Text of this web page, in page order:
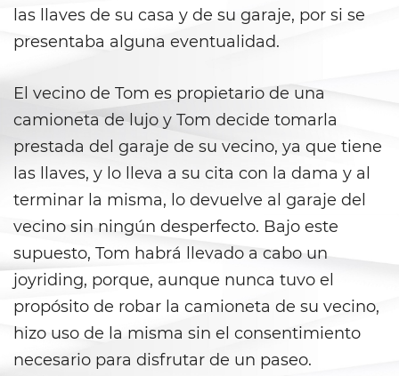
Possession Of A Controlled
Substance For Sale
Possession of Drug Paraphernalia
Possession Of Marijuana
Possession of Marijuana for Sale
Possession of Methamphetamine
Prop 36
Transportation for Sale of a
Controlled Substance
las llaves de su casa y de su garaje, por si se
presentaba alguna eventualidad.
El vecino de Tom es propietario de una
camioneta de lujo y Tom decide tomarla
prestada del garaje de su vecino, ya que tiene
las llaves, y lo lleva a su cita con la dama y al
terminar la misma, lo devuelve al garaje del
vecino sin ningún desperfecto. Bajo este
supuesto, Tom habrá llevado a cabo un
joyriding, porque, aunque nunca tuvo el
propósito de robar la camioneta de su vecino,
hizo uso de la misma sin el consentimiento
necesario para disfrutar de un paseo.